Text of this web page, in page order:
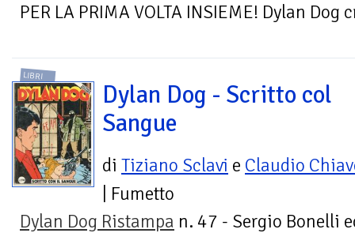
PER LA PRIMA VOLTA INSIEME! Dylan
LIBRI
Dylan Dog - Scritto col
Sangue
di Tiziano Sclavi e Claudio
| Fumetto
Dylan Dog Ristampa n. 47 - Sergio Bonelli